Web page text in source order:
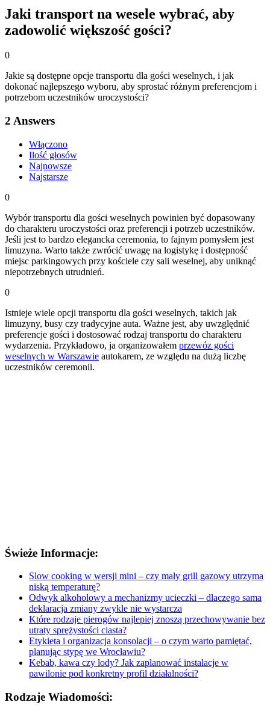
Jaki transport na wesele wybrać, aby
zadowolić większość gości?
0
Jakie są dostępne opcje transportu dla gości weselnych, i jak
dokonać najlepszego wyboru, aby sprostać różnym preferencjom i
potrzebom uczestników uroczystości?
2 Answers
Włączono
Ilość głosów
Najnowsze
Najstarsze
0
Wybór transportu dla gości weselnych powinien być dopasowany
do charakteru uroczystości oraz preferencji i potrzeb uczestników.
Jeśli jest to bardzo elegancka ceremonia, to fajnym pomysłem jest
limuzyna. Warto także zwrócić uwagę na logistykę i dostępność
miejsc parkingowych przy kościele czy sali weselnej, aby uniknąć
niepotrzebnych utrudnień.
0
Istnieje wiele opcji transportu dla gości weselnych, takich jak
limuzyny, busy czy tradycyjne auta. Ważne jest, aby uwzględnić
preferencje gości i dostosować rodzaj transportu do charakteru
wydarzenia. Przykładowo, ja organizowałem przewóz gości
weselnych w Warszawie autokarem, ze względu na dużą liczbę
uczestników ceremonii.
Świeże Informacje:
Slow cooking w wersji mini – czy mały grill gazowy utrzyma
niską temperaturę?
Odwyk alkoholowy a mechanizmy ucieczki – dlaczego sama
deklaracja zmiany zwykle nie wystarcza
Które rodzaje pierogów najlepiej znoszą przechowywanie bez
utraty sprężystości ciasta?
Etykieta i organizacja konsolacji – o czym warto pamiętać,
planując stypę we Wrocławiu?
Kebab, kawa czy lody? Jak zaplanować instalacje w
pawilonie pod konkretny profil działalności?
Rodzaje Wiadomości: